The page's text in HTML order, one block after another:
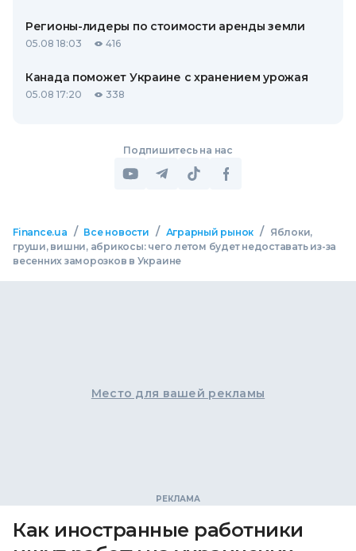
Регионы-лидеры по стоимости аренды земли
05.08 18:03 416
Канада поможет Украине с хранением урожая
05.08 17:20 338
Подпишитесь на нас
Finance.ua / Все новости / Аграрный рынок /
Яблоки,
груши, вишни, абрикосы: чего летом будет недоставать из-за
весенних заморозков в Украине
Место для вашей рекламы
Как иностранные работники